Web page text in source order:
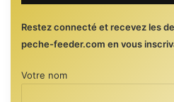
Restez connecté et recevez les
peche-feeder.com en vous
Votre nom